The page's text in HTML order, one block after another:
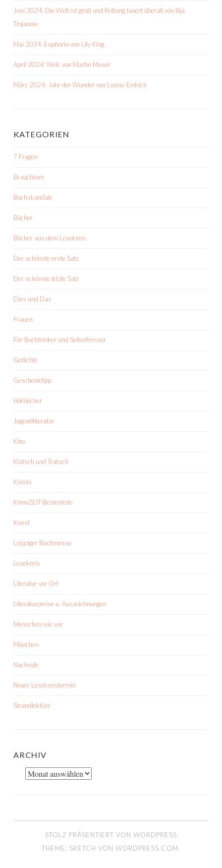
Juni 2024: Die Welt ist groß und Rettung lauert überall von Ilija
Trojanow
Mai 2024: Euphoria von Lily King
April 2024: Weil. von Martin Muser
März 2024: Jahr der Wunder von Louise Erdrich
KATEGORIEN
7 Fragen
Brauchtum
Buchskandale
Bücher
Bücher aus dem Lesekreis
Der schönste erste Satz
Der schönste letzte Satz
Dies und Das
Frauen
Für Buchtrinker und Seitenfresser
Gedichte
Geschenktipp
Hörbücher
Jugendliteratur
Kino
Klatsch und Tratsch
Krimis
KrimiZEIT-Bestenliste
Kunst
Leipziger Buchmesse
Lesekreis
Literatur vor Ort
Literaturpreise u. Auszeichnungen
Menschen wie wir
München
Nachrufe
Neuer Lesekreistermin
Strandlektüre
ARCHIV
Archiv
STOLZ PRÄSENTIERT VON WORDPRESS
THEME: SKETCH VON WORDPRESS.COM